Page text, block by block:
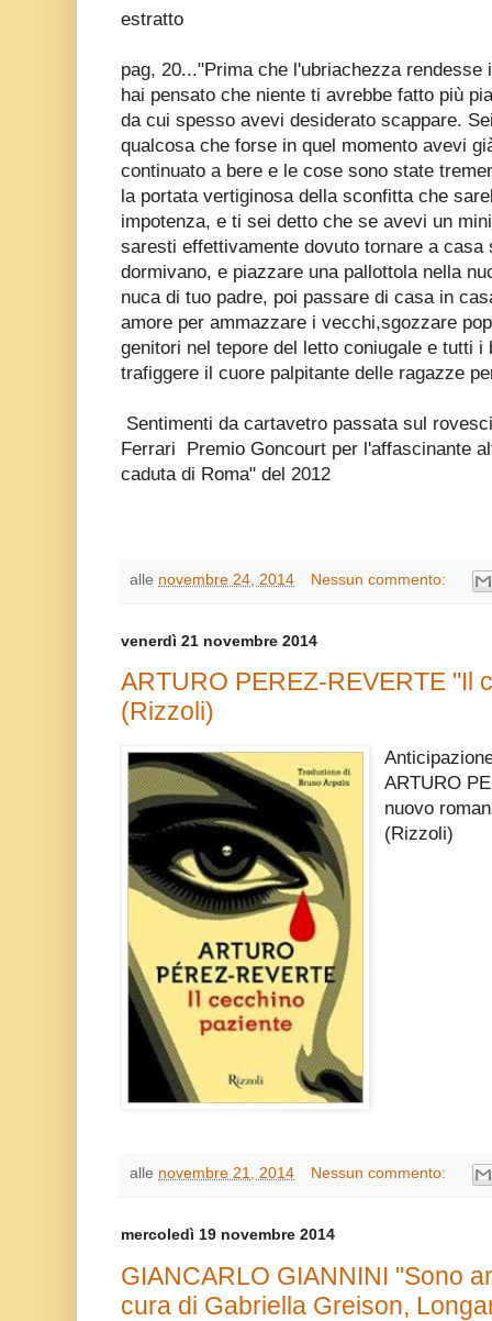
estratto
pag, 20..."Prima che l'ubriachezza
hai pensato che niente ti avrebbe fatto più
da cui spesso avevi desiderato scappare.
qualcosa che forse in quel momento avevi
continuato a bere e le cose sono state
la portata vertiginosa della sconfitta che
impotenza, e ti sei detto che se avevi un
saresti effettivamente dovuto tornare a
dormivano, e piazzare una pallottola nella
nuca di tuo padre, poi passare di casa in
amore per ammazzare i vecchi,sgozzare
genitori nel tepore del letto coniugale e tutti i
trafiggere il cuore palpitante delle ragazze
Sentimenti da cartavetro passata sul
Ferrari Premio Goncourt per l'affascinante
caduta di Roma" del 2012
alle novembre 24, 2014 Nessun commento:
venerdì 21 novembre 2014
ARTURO PEREZ-REVERTE "Il
(Rizzoli)
ARTURO
nuovo
(Rizzoli)
alle novembre 21, 2014 Nessun commento:
mercoledì 19 novembre 2014
GIANCARLO GIANNINI "Sono
cura di Gabriella Greison,